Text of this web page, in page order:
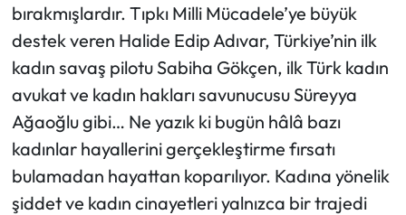
bırakmışlardır. Tıpkı Milli Mücadele’ye büyük
destek veren Halide Edip Adıvar, Türkiye’nin ilk
kadın savaş pilotu Sabiha Gökçen, ilk Türk kadın
avukat ve kadın hakları savunucusu Süreyya
Ağaoğlu gibi… Ne yazık ki bugün hâlâ bazı
kadınlar hayallerini gerçekleştirme fırsatı
bulamadan hayattan koparılıyor. Kadına yönelik
şiddet ve kadın cinayetleri yalnızca bir trajedi